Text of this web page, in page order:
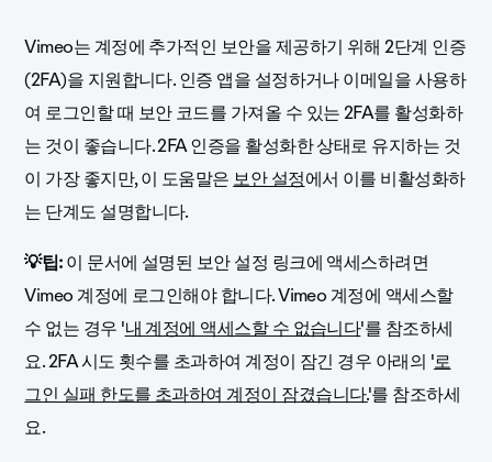
Vimeo는계정에 추가적인 보안을 제공하기 위해 2단계 인증
(2FA)을 지원합니다. 인증 앱을 설정하거나 이메일을 사용하
여 로그인할 때 보안 코드를 가져올 수 있는 2FA를 활성화하
는 것이 좋습니다. 2FA 인증을 활성화한 상태로 유지하는 것
이 가장 좋지만, 이 도움말은보안 설정에서 이를 비활성화하
는 단계도 설명합니다.
💡팁:이 문서에 설명된 보안 설정 링크에 액세스하려면
Vimeo 계정에 로그인해야 합니다. Vimeo 계정에 액세스할
수 없는 경우 '내 계정에 액세스할 수 없습니다'를 참조하세
요. 2FA 시도 횟수를 초과하여 계정이 잠긴 경우 아래의 '로
그인 실패 한도를 초과하여 계정이 잠겼습니다.'를 참조하세
요.